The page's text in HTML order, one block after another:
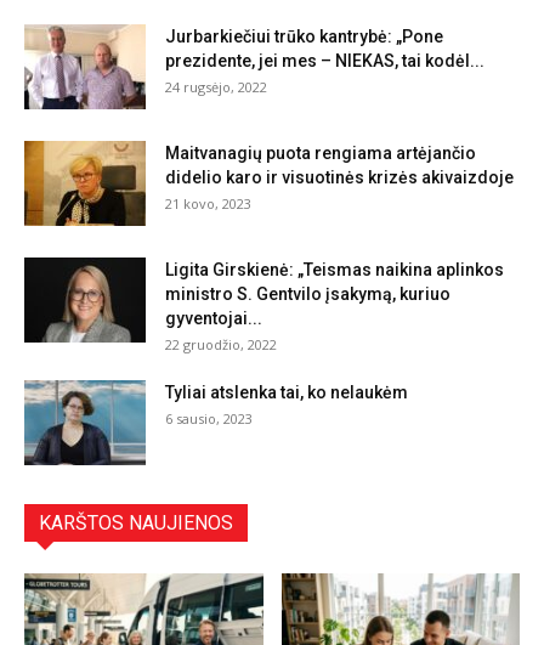
Jurbarkiečiui trūko kantrybė: „Pone
prezidente, jei mes – NIEKAS, tai kodėl...
24 rugsėjo, 2022
Maitvanagių puota rengiama artėjančio
didelio karo ir visuotinės krizės akivaizdoje
21 kovo, 2023
Ligita Girskienė: „Teismas naikina aplinkos
ministro S. Gentvilo įsakymą, kuriuo
gyventojai...
22 gruodžio, 2022
Tyliai atslenka tai, ko nelaukėm
6 sausio, 2023
KARŠTOS NAUJIENOS